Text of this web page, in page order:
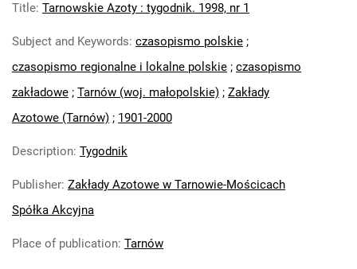
Tarnowskie Azoty : Organ Samorządu
Feliksa Dzierżyńskiego. 1972
Tarnowskie Azoty : Organ Samorządu
Robotniczego Zakładów Azotowych im.
Feliksa Dzierżyńskiego. 1974
Robotniczego Zakładów Azotowych im.
Feliksa Dzierżyńskiego. 1975
Robotniczego Zakładów Azotowych im.
Feliksa Dzierżyńskiego. 1976
Title: Tarnowskie Azoty : tygodnik. 1998, nr 1
Subject and Keywords: czasopismo polskie ;
czasopismo regionalne i lokalne polskie ; czasopismo
zakładowe ; Tarnów (woj. małopolskie) ; Zakłady
Azotowe (Tarnów) ; 1901-2000
Description: Tygodnik
Publisher: Zakłady Azotowe w Tarnowie-Mościcach
Spółka Akcyjna
Place of publication: Tarnów